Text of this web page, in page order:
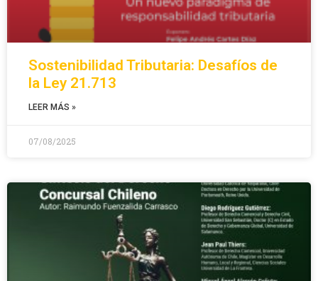
Sostenibilidad Tributaria: Desafíos de
la Ley 21.713
LEER MÁS »
07/08/2025